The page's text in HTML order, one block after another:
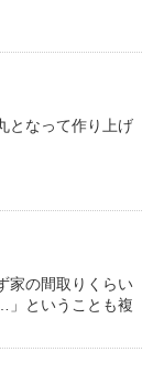
となって作り上げ
家の間取りくらい
」ということも複